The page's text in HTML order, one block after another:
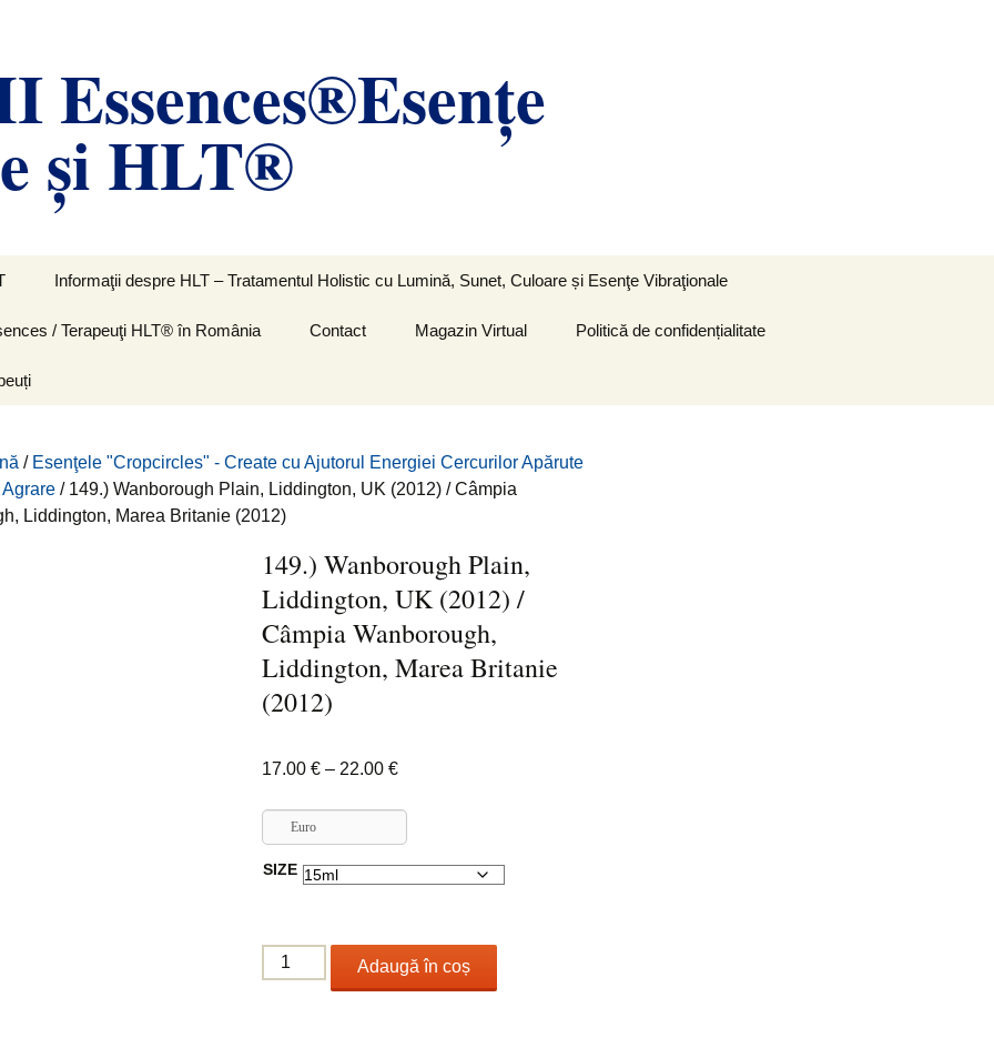
Essences®Esenţe
și HLT®
Informaţii despre HLT – Tratamentul Holistic cu Lumină, Sunet, Culoare și Esenţe Vibraţionale
/ Terapeuţi HLT® în România Contact Magazin Virtual Politică de confidențialitate
/ Esenţele "Cropcircles" - Create cu Ajutorul Energiei Cercurilor Apărute
/ 149.) Wanborough Plain, Liddington, UK (2012) / Câmpia
Liddington, Marea Britanie (2012)
149.) Wanborough Plain,
Liddington, UK (2012) /
Câmpia Wanborough,
Liddington, Marea Britanie
(2012)
17.00€ – 22.00€Interval
17.00 €
Euro
SIZE
Cantitate
149.)
Adaugă în coș